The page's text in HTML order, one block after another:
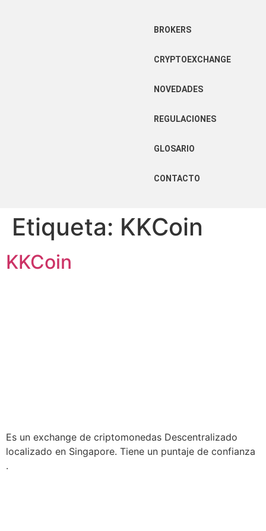
BROKERS
CRYPTOEXCHANGE
NOVEDADES
REGULACIONES
GLOSARIO
CONTACTO
Etiqueta: KKCoin
KKCoin
Es un exchange de criptomonedas Descentralizado
localizado en Singapore. Tiene un puntaje de confianza
.